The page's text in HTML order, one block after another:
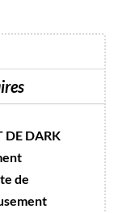
DE DARK
de